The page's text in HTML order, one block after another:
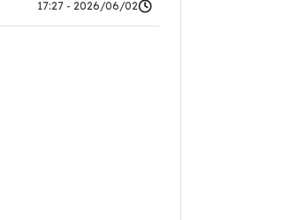
2026/06/02 - 17:27